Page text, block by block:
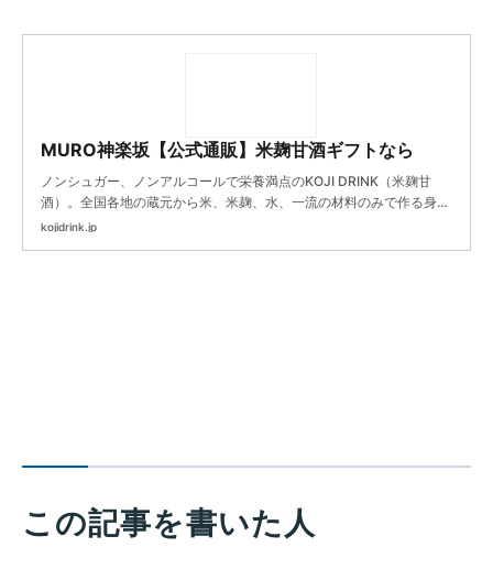
MURO神楽坂【公式通販】米麹甘酒ギフトなら
ノンシュガー、ノンアルコールで栄養満点のKOJI DRINK（米麹甘
酒）。全国各地の蔵元から米、米麹、水、一流の材料のみで作る身体
にやさしい高級甘酒を厳選販売し、お子様、妊婦さん、お年寄りま
kojidrink.jp
この記事を書いた人